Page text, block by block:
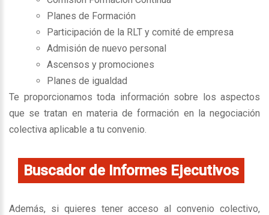
Planes de Formación
Participación de la RLT y comité de empresa
Admisión de nuevo personal
Ascensos y promociones
Planes de igualdad
Te proporcionamos toda información sobre los aspectos
que se tratan en materia de formación en la negociación
colectiva aplicable a tu convenio.
Buscador de Informes Ejecutivos
Además, si quieres tener acceso al convenio colectivo,